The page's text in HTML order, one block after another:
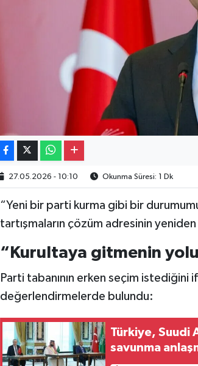
27.05.2026 - 10:10 Okunma Süresi: 1 Dk
“Yeni bir parti kurma gibi bir
tartışmaların çözüm adresinin
“Kurultaya gitmenin yolu
Parti tabanının erken seçim istediğini
değerlendirmelerde bulundu:
Türkiye, Suudi
savunma